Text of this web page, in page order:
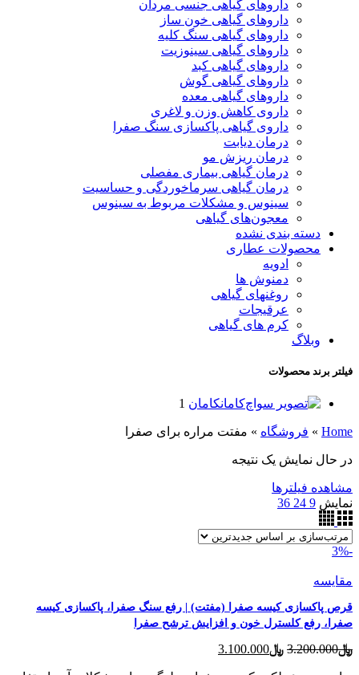
داروهای گیاهی جنسی مردان
داروهای گیاهی خون ساز
داروهای گیاهی سنگ کلیه
داروهای گیاهی سینوزیت
داروهای گیاهی کبد
داروهای گیاهی گوش
داروهای گیاهی معده
داروی کاهش وزن و لاغری
داروی گیاهی پاکسازی سنگ صفرا
درمان دیابت
درمان ریزش مو
درمان گیاهی بیماری مفصلی
درمان گیاهی سرماخوردگی و حساسیت
سینوس و مشکلات مربوط به سینوس
معجون‌های گیاهی
دسته بندی نشده
محصولات عطاری
ادویه
دمنوش ها
روغنهای گیاهی
عرقیجات
کرم های گیاهی
وبلاگ
فیلتر برند محصولات
کامانکامان 1
Home
» فروشگاه » مفتت مراره برای صفرا
در حال نمایش یک نتیجه
مشاهده فیلترها
نمایش 9
24
36
-3%
مقایسه
قرص پاکسازی کیسه صفرا (مفتت) | رفع سنگ صفرا، پاکسازی کیسه
صفرا، رفع کلسترل خون و افزایش ترشح صفرا
﷼3.200.000 قیمت
﷼3.100.000